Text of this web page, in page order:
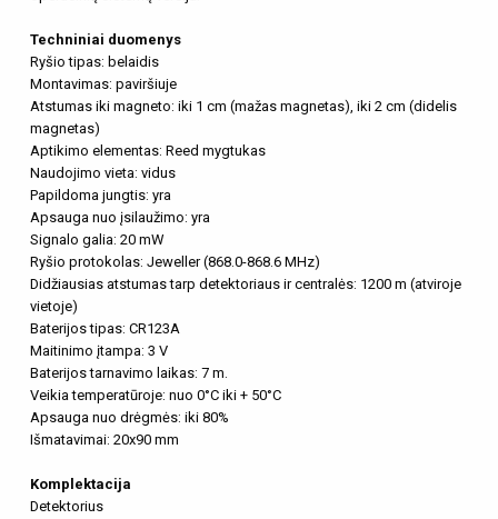
Techniniai duomenys
Ryšio tipas: belaidis
Montavimas: paviršiuje
Atstumas iki magneto: iki 1 cm (mažas magnetas), iki 2 cm (didelis
magnetas)
Aptikimo elementas: Reed mygtukas
Naudojimo vieta: vidus
Papildoma jungtis: yra
Apsauga nuo įsilaužimo: yra
Signalo galia: 20 mW
Ryšio protokolas: Jeweller (868.0-868.6 MHz)
Didžiausias atstumas tarp detektoriaus ir centralės: 1200 m (atviroje
vietoje)
Baterijos tipas: CR123A
Maitinimo įtampa: 3 V
Baterijos tarnavimo laikas: 7 m.
Veikia temperatūroje: nuo 0°C iki + 50°C
Apsauga nuo drėgmės: iki 80%
Išmatavimai: 20x90 mm
Komplektacija
Detektorius